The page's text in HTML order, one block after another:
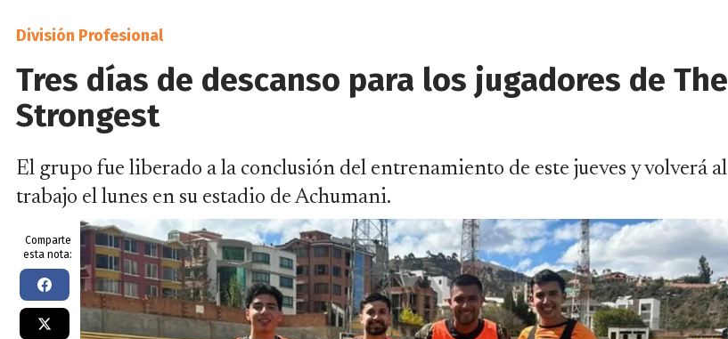
División Profesional
Tres días de descanso para los jugadores de The
Strongest
El grupo fue liberado a la conclusión del entrenamiento de este jueves y volverá al
trabajo el lunes en su estadio de Achumani.
Comparte
esta nota: